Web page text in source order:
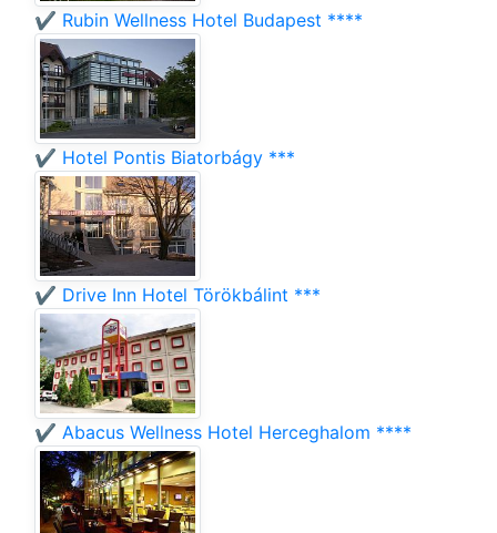
✔️ Rubin Wellness Hotel Budapest ****
✔️ Hotel Pontis Biatorbágy ***
✔️ Drive Inn Hotel Törökbálint ***
✔️ Abacus Wellness Hotel Herceghalom ****